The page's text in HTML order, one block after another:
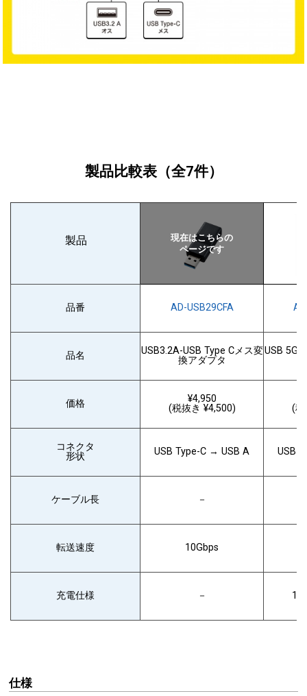
製品比較表（全7件）
製品
品番
品名
価格
コネクタ
形状
ケーブル長
転送速度
充電仕様
AD-USB29CFA
USB3.2A-USB Type Cメス変
換アダプタ
¥4,950
(税抜き ¥4,500)
USB Type-C → USB A
－
10Gbps
－
USB
(税
USB
仕様